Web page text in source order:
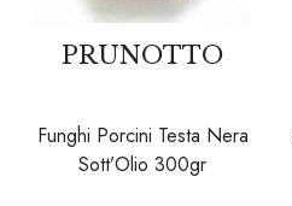
PRUNOTTO
Funghi Porcini Testa Nera
Sott’Olio 300gr